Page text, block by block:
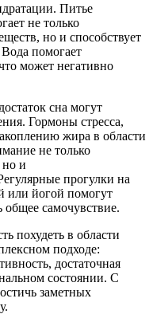
Питье
не только
но и способствует
помогает
может негативно
сна могут
Гормоны стресса,
жира в области
не только
но и
прогулки на
или йогой помогут
общее самочувствие.
похудеть в области
подходе:
достаточная
состоянии. С
заметных